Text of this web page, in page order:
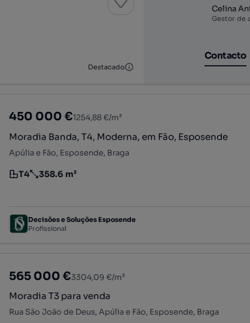
Destacado
Celina
Gestor de
Contacto
450 000 €1254,88 €/m²
Moradia Banda, T4, Moderna, em Fão, Esposende
Apúlia e Fão, Esposende, Braga
Tipologia
T4
Preço por metro quadrado
358.6 m²
Decisões e Soluções Esposende
Profissional
565 000 €3304,09 €/m²
Moradia T3 para venda
Rua São João de Deus, Apúlia e Fão, Esposende, Braga